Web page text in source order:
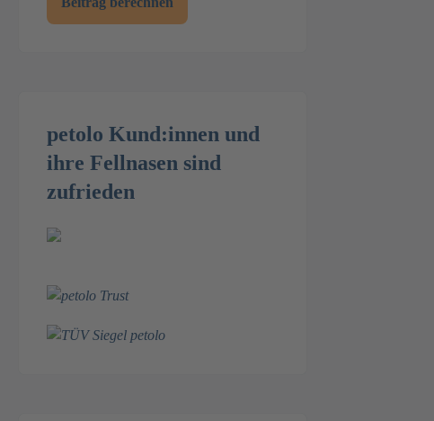
petolo Kund:innen und
ihre Fellnasen sind
zufrieden